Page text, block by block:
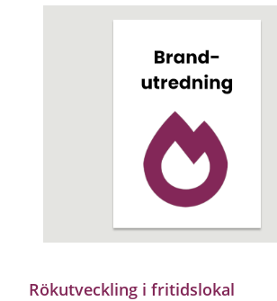
Rökutveckling i fritidslokal